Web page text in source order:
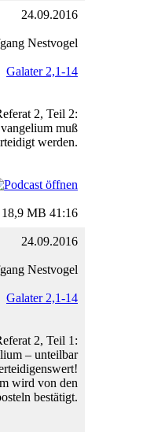
24.09.2016
Nestvogel
Galater 2,1-14
2, Teil 2:
muß
werden.
18,9 MB 41:16
24.09.2016
Nestvogel
Galater 2,1-14
2, Teil 1:
– unteilbar
wird von den
bestätigt.